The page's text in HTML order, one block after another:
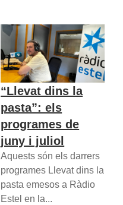
“Llevat dins la
pasta”: els
programes de
juny i juliol
Aquests són els darrers
programes Llevat dins la
pasta emesos a Ràdio
Estel en la...